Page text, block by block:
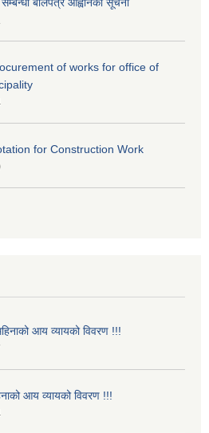
of works for office of
for Construction Work
आय व्यायको विवरण !!!
आय व्यायको विवरण !!!